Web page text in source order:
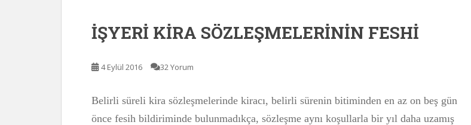
İŞYERİ KİRA SÖZLEŞMELERİNİN FESHİ
4 Eylül 2016 32 Yorum
Belirli süreli kira sözleşmelerinde kiracı, belirli sürenin bitiminden en az on beş gün
önce fesih bildiriminde bulunmadıkça, sözleşme aynı koşullarla bir yıl daha uzamış